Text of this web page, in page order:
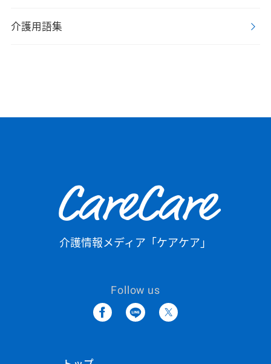
介護用語集
CareCare
介護情報メディア「ケアケア」
Follow us